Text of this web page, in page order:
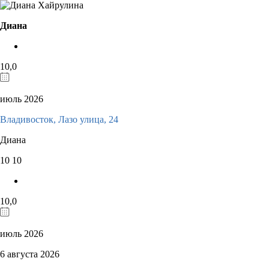
Диана
10,0
июль 2026
Владивосток, Лазо улица, 24
Диана
10 10
10,0
июль 2026
6 августа 2026